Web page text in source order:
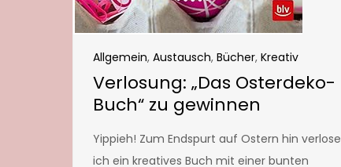
Allgemein, Austausch, Bücher, Kreativ
Verlosung: „Das Osterdeko-
Buch“ zu gewinnen
Yippieh! Zum Endspurt auf Ostern hin verlose
ich ein kreatives Buch mit einer bunten